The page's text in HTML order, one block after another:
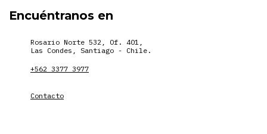
Encuéntranos en
Rosario Norte 532, Of. 401,
Las Condes, Santiago - Chile.
+562 3377 3977
Contacto